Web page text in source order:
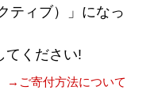
ティブ）」になっ
てください!
→ご寄付方法について